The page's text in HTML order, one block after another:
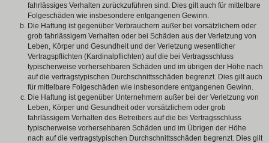
fahrlässiges Verhalten zurückzuführen sind. Dies gilt auch für mittelbare
Folgeschäden wie insbesondere entgangenen Gewinn.
Die Haftung ist gegenüber Verbrauchern außer bei vorsätzlichem oder
grob fahrlässigem Verhalten oder bei Schäden aus der Verletzung von
Leben, Körper und Gesundheit und der Verletzung wesentlicher
Vertragspflichten (Kardinalpflichten) auf die bei Vertragsschluss
typischerweise vorhersehbaren Schäden und im übrigen der Höhe nach
auf die vertragstypischen Durchschnittsschäden begrenzt. Dies gilt auch
für mittelbare Folgeschäden wie insbesondere entgangenen Gewinn.
Die Haftung ist gegenüber Unternehmern außer bei der Verletzung von
Leben, Körper und Gesundheit oder vorsätzlichem oder grob
fahrlässigem Verhalten des Betreibers auf die bei Vertragsschluss
typischerweise vorhersehbaren Schäden und im Übrigen der Höhe
nach auf die vertragstypischen Durchschnittsschäden begrenzt. Dies gilt